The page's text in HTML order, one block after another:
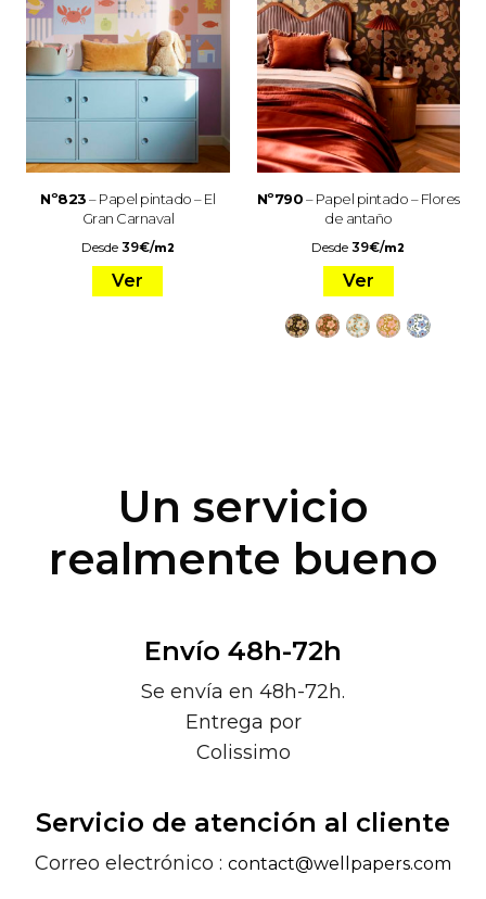
Nº823– Papel pintado – El
Gran Carnaval
Desde 39€/m2
Ver
Nº790– Papel pintado – Flores
de antaño
Desde39€/m2
Ver
Un servicio
realmente bueno
Envío 48h-72h
Se envía en 48h-72h.
Entrega por
Colissimo
Servicio de atención al cliente
Correo electrónico : contact@wellpapers.com